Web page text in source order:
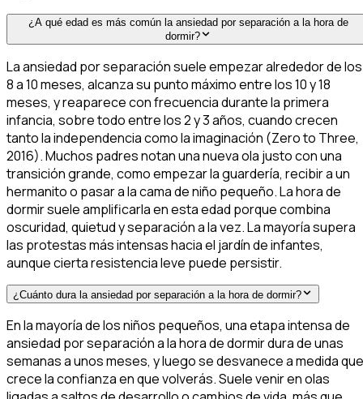
¿A qué edad es más común la ansiedad por separación a la hora de
dormir?
La ansiedad por separación suele empezar alrededor de los
8 a 10 meses, alcanza su punto máximo entre los 10 y 18
meses, y reaparece con frecuencia durante la primera
infancia, sobre todo entre los 2 y 3 años, cuando crecen
tanto la independencia como la imaginación (Zero to Three,
2016). Muchos padres notan una nueva ola justo con una
transición grande, como empezar la guardería, recibir a un
hermanito o pasar a la cama de niño pequeño. La hora de
dormir suele amplificarla en esta edad porque combina
oscuridad, quietud y separación a la vez. La mayoría supera
las protestas más intensas hacia el jardín de infantes,
aunque cierta resistencia leve puede persistir.
¿Cuánto dura la ansiedad por separación a la hora de dormir?
En la mayoría de los niños pequeños, una etapa intensa de
ansiedad por separación a la hora de dormir dura de unas
semanas a unos meses, y luego se desvanece a medida que
crece la confianza en que volverás. Suele venir en olas